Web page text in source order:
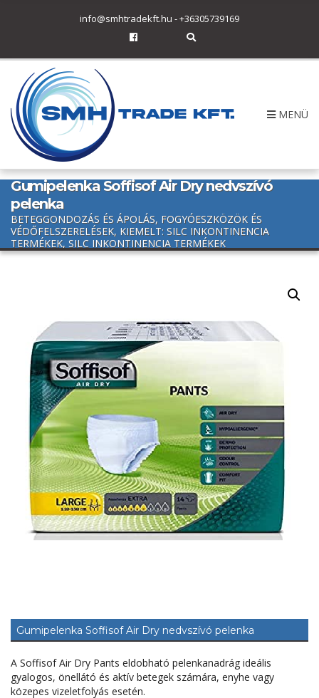
info@smhtradekft.hu -+36305739169
:
E
p
e
f
o
r
MENÜ
Gumipelenka Soffisof Air Dry nedvszívó
pelenka
BETEGGONDOZÁS ÉS ÁPOLÁS, FOGYÓESZKÖZÖK ÉS
VÉDŐFELSZERELÉSEK, KIEMELT: SILC INKONTINENCIA
TERMÉKEK, SILC INKONTINENCIA TERMÉKEK
Gumipelenka Soffisof Air Dry nedvszívó pelenka
A Soffisof Air Dry Pants eldobható pelenkanadrág ideális
gyalogos, önellátó és aktív betegek számára, enyhe vagy
közepes vizeletfolyás esetén.